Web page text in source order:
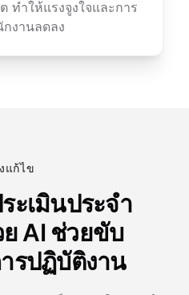
ทำให้แรงจูงใจและการ
งานลดลง
แก้ไข
ะเมินประจำ
AI ช่วยขับ
รปฏิบัติงาน